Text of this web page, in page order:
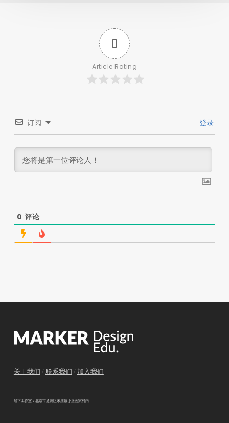
0
Article Rating
订阅 登录
0 评论
关于我们 / 联系我们 / 加入我们
线下工作室：北京市通州区宋庄镇小堡画家村内